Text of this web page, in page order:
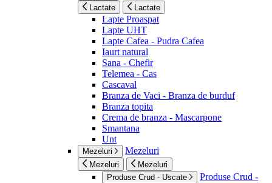
Lactate Lactate
Lapte Proaspat
Lapte UHT
Lapte Cafea - Pudra Cafea
Iaurt natural
Sana - Chefir
Telemea - Cas
Cascaval
Branza de Vaci - Branza de burduf
Branza topita
Crema de branza - Mascarpone
Smantana
Unt
Mezeluri Mezeluri
Mezeluri
Mezeluri
Produse Crud - Uscate
Produse Crud -